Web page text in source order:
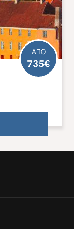
ΑΦΡΙΚΗ
ΑΠΟ
735€